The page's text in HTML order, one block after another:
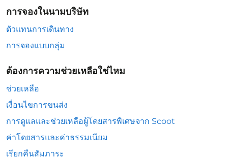
การจองในนามบริษัท
ตัวแทนการเดินทาง
การจองแบบกลุ่ม
ต้องการความช่วยเหลือใช่ไหม
ช่วยเหลือ
เงื่อนไขการขนส่ง
การดูแลและช่วยเหลือผู้โดยสารพิเศษจาก Scoot
ค่าโดยสารและค่าธรรมเนียม
เรียกคืนสัมภาระ